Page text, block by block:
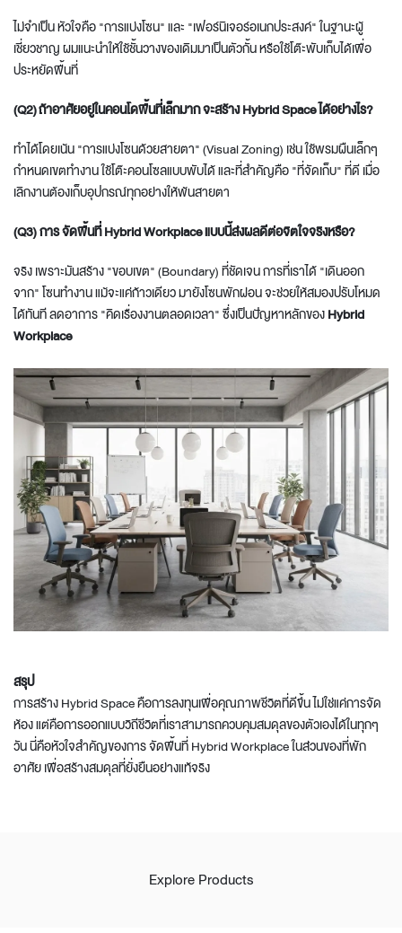
ไม่จำเป็น หัวใจคือ "การแบ่งโซน" และ "เฟอร์นิเจอร์อเนกประสงค์" ในฐานะผู้
เชี่ยวชาญ ผมแนะนำให้ใช้ชั้นวางของเดิมมาเป็นตัวกั้น หรือใช้โต๊ะพับเก็บได้เพื่อ
ประหยัดพื้นที่
(Q2)ถ้าอาศัยอยู่ในคอนโดพื้นที่เล็กมาก จะสร้าง Hybrid Space ได้อย่างไร?
ทำได้โดยเน้น "การแบ่งโซนด้วยสายตา" (Visual Zoning) เช่น ใช้พรมผืนเล็กๆ
กำหนดเขตทำงาน ใช้โต๊ะคอนโซลแบบพับได้ และที่สำคัญคือ "ที่จัดเก็บ" ที่ดี เมื่อ
เลิกงานต้องเก็บอุปกรณ์ทุกอย่างให้พ้นสายตา
(Q3) การ จัดพื้นที่ Hybrid Workplace แบบนี้ส่งผลดีต่อจิตใจจริงหรือ?
จริง เพราะมันสร้าง "ขอบเขต" (Boundary) ที่ชัดเจน การที่เราได้ "เดินออก
จาก" โซนทำงาน แม้จะแค่ก้าวเดียว มายังโซนพักผ่อน จะช่วยให้สมองปรับโหมด
ได้ทันที ลดอาการ "คิดเรื่องงานตลอดเวลา" ซึ่งเป็นปัญหาหลักของHybrid
Workplace
สรุป
การสร้าง Hybrid Space คือการลงทุนเพื่อคุณภาพชีวิตที่ดีขึ้น ไม่ใช่แค่การจัด
ห้อง แต่คือการออกแบบวิถีชีวิตที่เราสามารถควบคุมสมดุลของตัวเองได้ในทุกๆ
วัน นี่คือหัวใจสำคัญของการ จัดพื้นที่ Hybrid Workplace ในส่วนของที่พัก
อาศัย เพื่อสร้างสมดุลที่ยั่งยืนอย่างแท้จริง
Explore Products